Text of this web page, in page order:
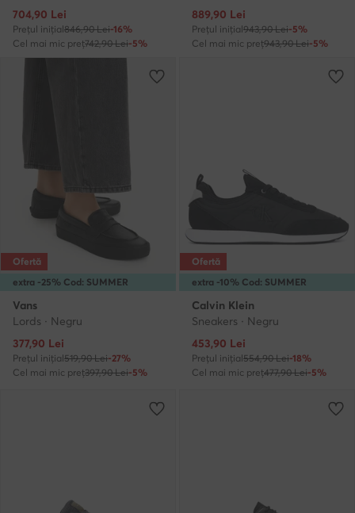
Prețul actual
704,90 Lei
Prețul inițial846,90 Lei-16%
Cel mai mic preț742,90 Lei-5%
Prețul actual
889,90 Lei
Prețul inițial943,90 Lei-5%
Cel mai mic preț943,90 Lei-5%
extra -25% Cod: SUMMER
Ofertă
Vans
Lords · Negru
Prețul actual
377,90 Lei
Prețul inițial519,90 Lei-27%
Cel mai mic preț397,90 Lei-5%
extra -10% Cod: SUMMER
Ofertă
Calvin Klein
Sneakers · Negru
Prețul actual
453,90 Lei
Prețul inițial554,90 Lei-18%
Cel mai mic preț477,90 Lei-5%